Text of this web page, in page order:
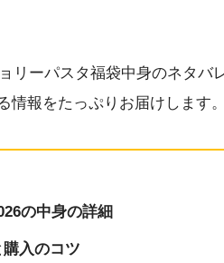
リーパスタ福袋中身のネタバ
情報をたっぷりお届けします。
の中身の詳細
入のコツ